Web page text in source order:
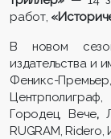
работ,
В новом
издательства и
Феникс-
Городец, Вече,
RUGRAM,